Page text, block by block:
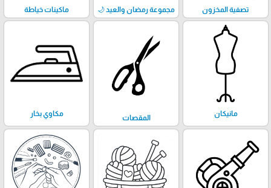
تصفية المخزون مجموعة رمضان والعيد 🌙 ماكينات خياطة
مانيكان المقصات مكاوي بخار